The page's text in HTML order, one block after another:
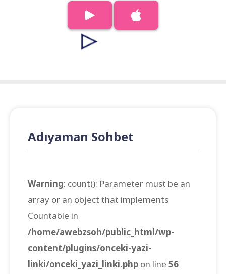
Adıyaman Sohbet
Warning: count(): Parameter must be an
array or an object that implements
Countable in
/home/awebzsoh/public_html/wp-
content/plugins/onceki-yazi-
linki/onceki_yazi_linki.php on line 56